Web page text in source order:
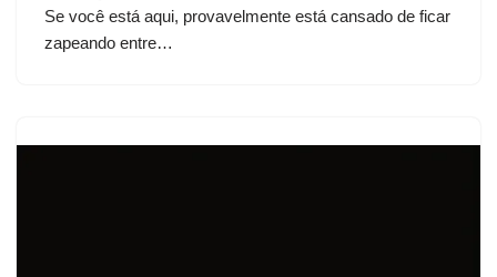
Se você está aqui, provavelmente está cansado de ficar
zapeando entre…